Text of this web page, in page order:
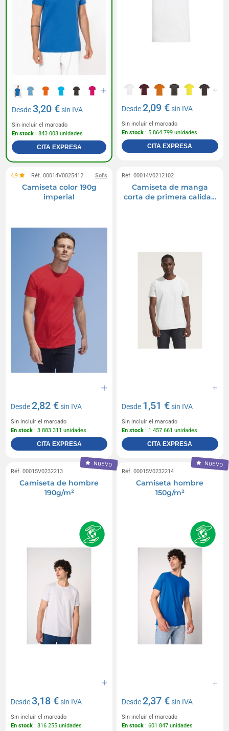
Desde3,20 €sin IVA
Sin incluir el marcado
En stock : 843 008 unidades
CITA EXPRESA
Desde2,09 €sin IVA
Sin incluir el marcado
En stock : 5 864 799 unidades
CITA EXPRESA
Sol's
4,9 Réf. 00014V0025412
Camiseta color 190g
imperial
Desde2,82 €sin IVA
Sin incluir el marcado
En stock : 3 883 311 unidades
CITA EXPRESA
Réf. 00014V0212102
Camiseta de manga
corta de primera calidad
Desde 1,51 €sin IVA
Sin incluir el marcado
En stock : 1 457 661 unidades
CITA EXPRESA
NUEVO
Réf. 00015V0232213
Camiseta de hombre
190g/m²
Desde3,18 €sin IVA
Sin incluir el marcado
En stock : 816 255 unidades
NUEVO
Réf. 00015V0232214
Camiseta hombre
150g/m²
Desde2,37 €sin IVA
Sin incluir el marcado
En stock : 601 847 unidades